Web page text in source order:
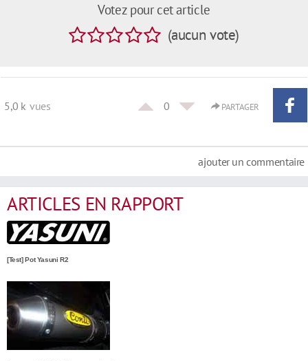
Votez pour cet article
(aucun vote)
5,0 k vues 0 PARTAGER
ajouter un commentaire
ARTICLES EN RAPPORT
[Test] Pot Yasuni R2